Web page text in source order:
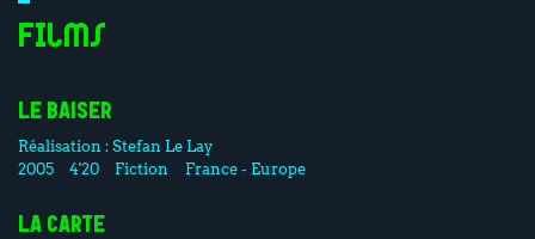
Films
LE BAISER
Réalisation :Stefan Le Lay
2005
4'20 Fiction France - Europe
LA CARTE